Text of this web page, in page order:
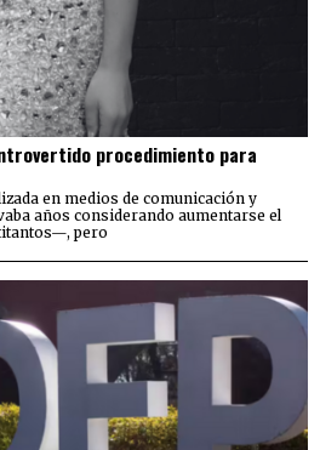
procedimiento para
en medios de comunicación y
años considerando aumentarse el
pero